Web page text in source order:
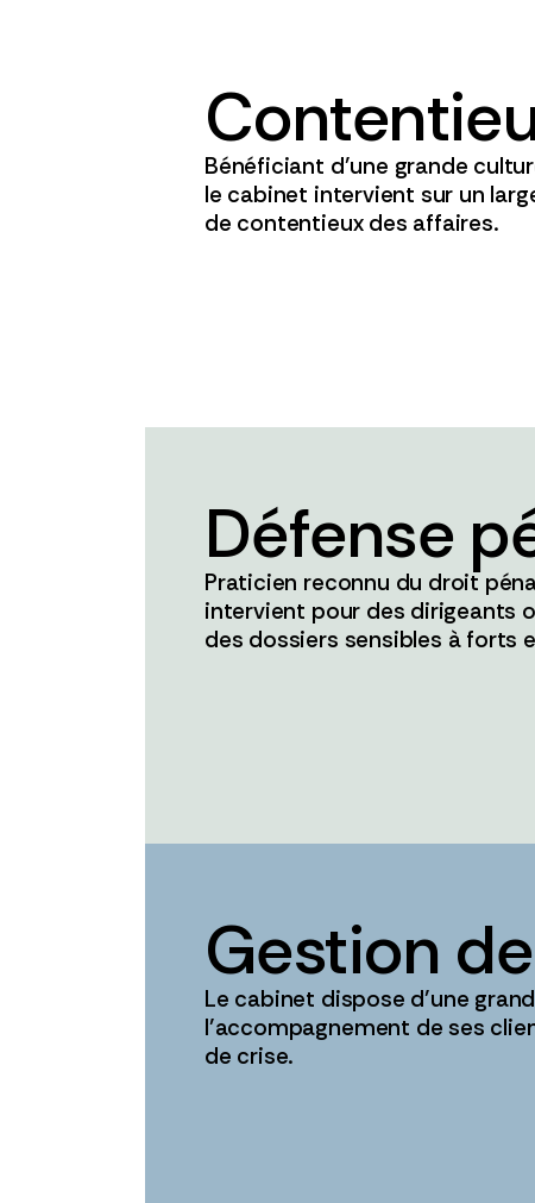
Bénéficiant d’une grande
le cabinet intervient sur un
de contentieux des affaires.
Défense
Praticien reconnu du droit
intervient pour des dirigeants
des dossiers sensibles à forts
Gestion
Le cabinet dispose d’une
l’accompagnement de ses
de crise.